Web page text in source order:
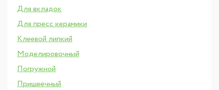
Для вкладок
Для пресс керамики
Клеевой липкий
Моделировочный
Погружной
Пришеечный